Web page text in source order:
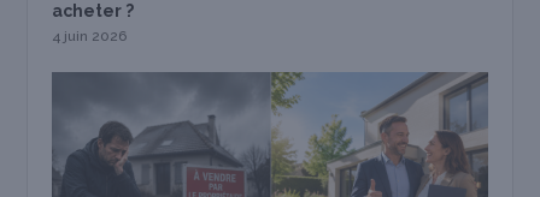
acheter ?
4 juin 2026